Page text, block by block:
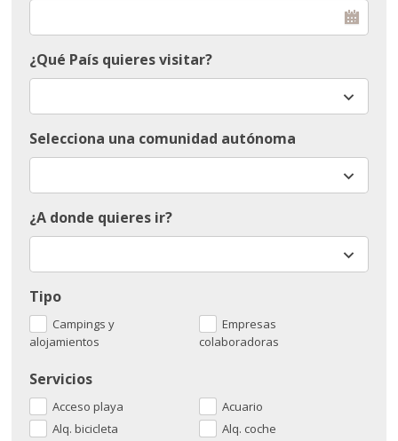
Tipo
Campings y
alojamientos
Empresas
colaboradoras
¿Qué País quieres visitar?
Selecciona una comunidad autónoma
¿A donde quieres ir?
Servicios
Acceso playa
Acuario
Alq. bicicleta
Alq. coche